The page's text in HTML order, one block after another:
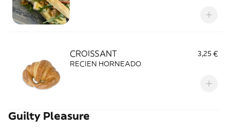
CROISSANT
3,25 €
RECIEN HORNEADO
Guilty Pleasure